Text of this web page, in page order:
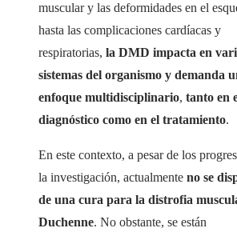
muscular y las deformidades en el
hasta las complicaciones cardíacas y
respiratorias, la DMD impacta en
sistemas del organismo y demanda
enfoque multidisciplinario, tanto en
diagnóstico como en el tratamiento.
En este contexto, a pesar de los
la investigación, actualmente no se
de una cura para la distrofia
Duchenne. No obstante, se están